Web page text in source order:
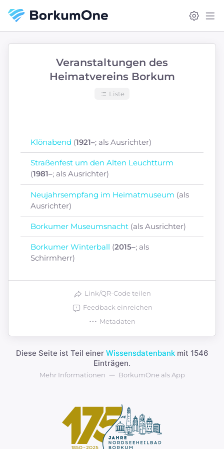
Veranstaltungen des
Heimatvereins Borkum
Liste
Klönabend (1921–; als Ausrichter)
Straßenfest um den Alten Leuchtturm
(1981–; als Ausrichter)
Neujahrsempfang im Heimatmuseum (als
Ausrichter)
Borkumer Museumsnacht (als Ausrichter)
Borkumer Winterball (2015–; als
Schirmherr)
Link/QR-Code teilen
Feedback einreichen
Metadaten
Diese Seite ist Teil einer Wissensdatenbankmit 1546
Einträgen.
Mehr Informationen BorkumOne als App